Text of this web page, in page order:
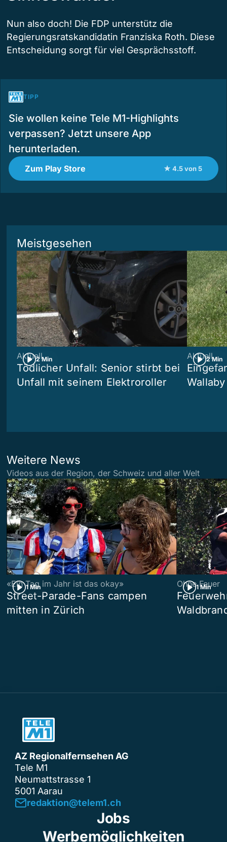
Nun also doch! Die FDP unterstütz die
Regierungsratskandidatin Franziska Roth. Diese
Entscheidung sorgt für viel Gesprächsstoff.
TIPP
Sie wollen keine Tele M1-Highlights
verpassen? Jetzt unsere App
herunterladen.
Zum Play Store ★ 4.5 von 5
Meistgesehen
2 Min
Aktuell
Tödlicher Unfall: Senior stirbt bei
Unfall mit seinem Elektroroller
2 Min
Aktuell
Weitere News
Videos aus der Region, der Schweiz und aller Welt
1 Min
«Ein Tag im Jahr ist das okay»
Street-Parade-Fans campen
mitten in Zürich
1 Min
Ohne Feuer
AZ Regionalfernsehen AG
Tele M1
Neumattstrasse 1
5001 Aarau
redaktion@telem1.ch
Jobs
Werbemöglichkeiten